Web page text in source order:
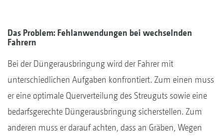
Das Problem: Fehlanwendungen bei wechselnden
Fahrern
Bei der Düngerausbringung wird der Fahrer mit
unterschiedlichen Aufgaben konfrontiert. Zum einen muss
er eine optimale Querverteilung des Streuguts sowie eine
bedarfsgerechte Düngerausbringung sicherstellen. Zum
anderen muss er darauf achten, dass an Gräben, Wegen